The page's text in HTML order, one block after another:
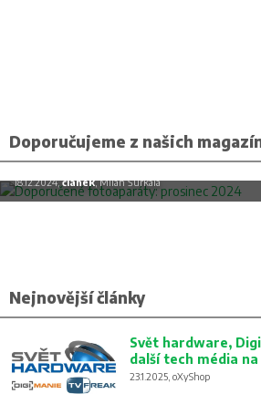
Doporučujeme z našich
Doporučené fotoaparáty: prosinec
18.12.2024,článek, Milan Šurkala
Nejnovější články
Svět hardware,
další tech média
23.1.2025, oXyShop